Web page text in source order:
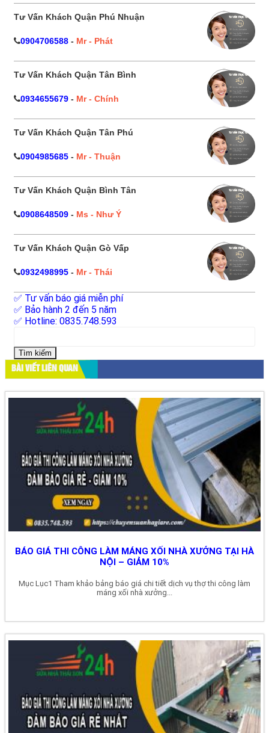
Tư Vấn Khách Quận Phú Nhuận
0904706588 - Mr - Phát
Tư Vấn Khách Quận Tân Bình
0934655679 - Mr - Chính
Tư Vấn Khách Quận Tân Phú
0904985685 - Mr - Thuận
Tư Vấn Khách Quận Bình Tân
0908648509 - Ms - Như Ý
Tư Vấn Khách Quận Gò Vấp
0932498995 - Mr - Thái
✅ Tư vấn báo giá miễn phí
✅ Bảo hành 2 đến 5 năm
✅ Hotline: 0835.748.593
cho:
BÀI VIẾT LIÊN QUAN
BÁO GIÁ THI CÔNG LÀM MÁNG XỐI NHÀ XƯỞNG TẠI HÀ
NỘI – GIẢM 10%
Mục Lục1 Tham khảo bảng báo giá chi tiết dịch vụ thợ thi công làm
máng xối nhà xưởng...